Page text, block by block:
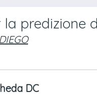
la predizione
DC